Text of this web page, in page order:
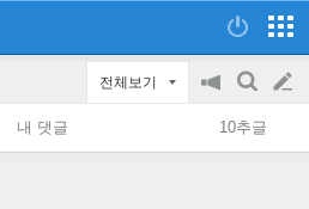
전체보기
공
지
on/off
검
색
글
쓰
내 댓글 10추글